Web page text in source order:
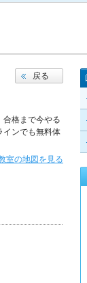
戻る
合格まで今やる
インでも無料体
室の地図を見る